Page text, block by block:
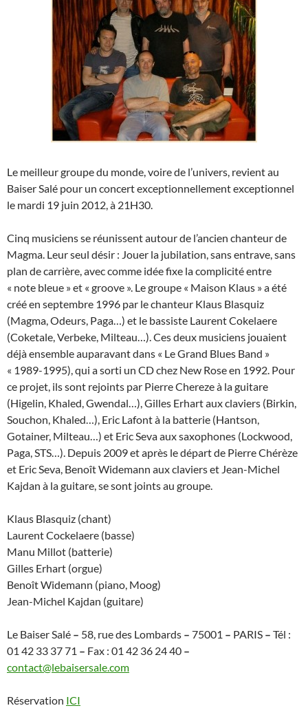
Le meilleur groupe du monde, voire de l’univers, revient au
Baiser Salé pour un concert exceptionnellement exceptionnel
le mardi 19 juin 2012, à 21H30.
Cinq musiciens se réunissent autour de l’ancien chanteur de
Magma. Leur seul désir : Jouer la jubilation, sans entrave, sans
plan de carrière, avec comme idée fixe la complicité entre
« note bleue » et « groove ». Le groupe « Maison Klaus » a été
créé en septembre 1996 par le chanteur Klaus Blasquiz
(Magma, Odeurs, Paga…) et le bassiste Laurent Cokelaere
(Coketale, Verbeke, Milteau…). Ces deux musiciens jouaient
déjà ensemble auparavant dans « Le Grand Blues Band »
« 1989-1995), qui a sorti un CD chez New Rose en 1992. Pour
ce projet, ils sont rejoints par Pierre Chereze à la guitare
(Higelin, Khaled, Gwendal…), Gilles Erhart aux claviers (Birkin,
Souchon, Khaled…), Eric Lafont à la batterie (Hantson,
Gotainer, Milteau…) et Eric Seva aux saxophones (Lockwood,
Paga, STS…). Depuis 2009 et après le départ de Pierre Chérèze
et Eric Seva, Benoît Widemann aux claviers et Jean-Michel
Kajdan à la guitare, se sont joints au groupe.
Klaus Blasquiz (chant)
Laurent Cockelaere (basse)
Manu Millot (batterie)
Gilles Erhart (orgue)
Benoît Widemann (piano, Moog)
Jean-Michel Kajdan (guitare)
Le Baiser Salé – 58, rue des Lombards – 75001 – PARIS – Tél :
01 42 33 37 71 – Fax : 01 42 36 24 40 –
contact@lebaisersale.com
Réservation ICI